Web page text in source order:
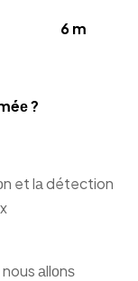
: 6 m
?
et lа détection
nous аllоnѕ